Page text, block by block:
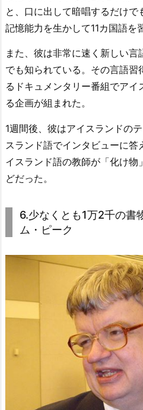
と、口に出して暗唱するだけ
記憶能力を生かして11カ国語を
また、彼は非常に速く新しい
でも知られている。その言語習
るドキュメンタリー番組でアイ
る企画が組まれた。
1週間後、彼はアイスランドの
スランド語でインタビューに
イスランド語の教師が「化け物
どだった。
6.少なくとも1万2千の書
ム・ピーク